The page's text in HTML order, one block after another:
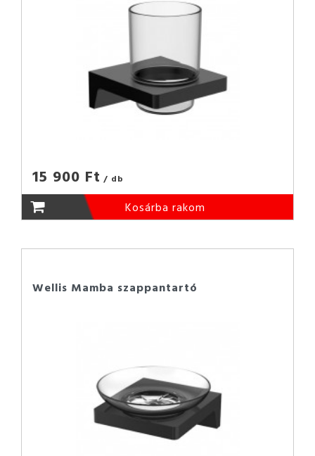
15 900 Ft / db
Kosárba rakom
Wellis Mamba szappantartó